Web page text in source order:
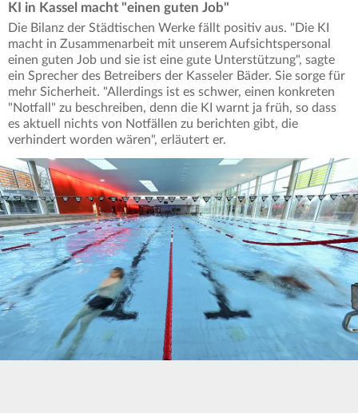
KI in Kassel macht "einen guten Job"
Die Bilanz der Städtischen Werke fällt positiv aus. "Die KI
macht in Zusammenarbeit mit unserem Aufsichtspersonal
einen guten Job und sie ist eine gute Unterstützung", sagte
ein Sprecher des Betreibers der Kasseler Bäder. Sie sorge für
mehr Sicherheit. "Allerdings ist es schwer, einen konkreten
"Notfall" zu beschreiben, denn die KI warnt ja früh, so dass
es aktuell nichts von Notfällen zu berichten gibt, die
verhindert worden wären", erläutert er.